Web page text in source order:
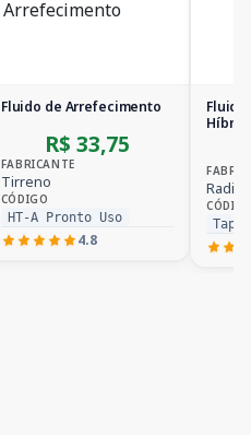
Fluido de Arrefecimento
R$ 33,75
FABRICANTE
Tirreno
CÓDIGO
HT-A Pronto Uso
4.8
Radiex
Tap